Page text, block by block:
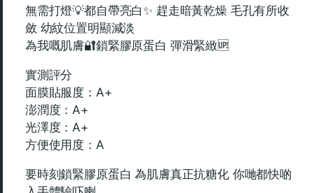
無需打燈💡都自帶亮白✨ 趕走暗黃乾燥 毛孔有所收
斂 幼紋位置明顯減淡
為我嘅肌膚🔐鎖緊膠原蛋白 彈滑緊緻🆙
實測評分
面膜貼服度：A+
澎潤度：A+
光澤度：A+
方便使用度：A
要時刻鎖緊膠原蛋白 為肌膚真正抗糖化 你哋都快啲